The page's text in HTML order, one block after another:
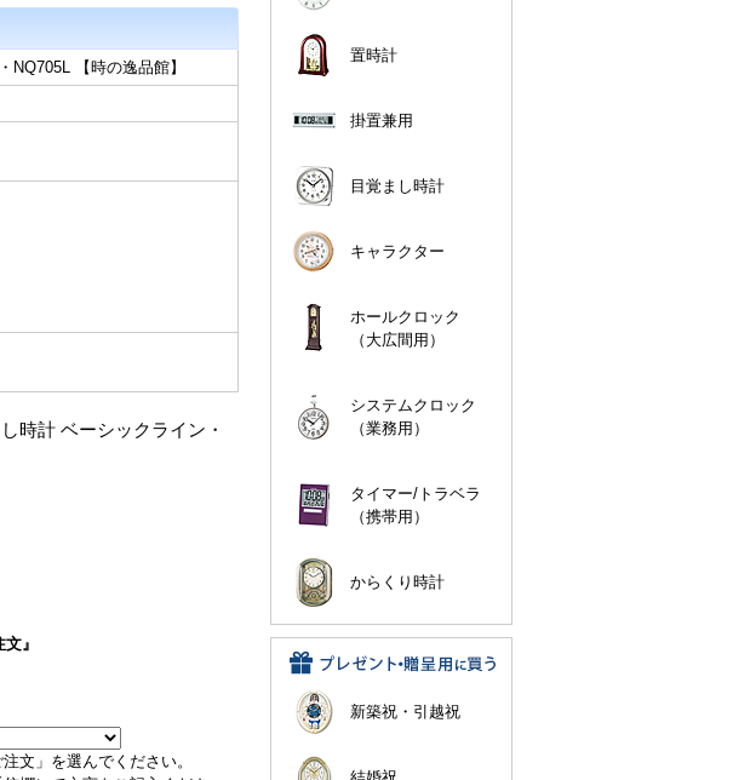
【時の逸品館】
時計 ベーシックライン・
』
文」を選んでください。
置時計
掛置兼用
目覚まし時計
キャラクター
ホールクロック
（大広間用）
システムクロック
（業務用）
タイマー/トラベラ
（携帯用）
からくり時計
新築祝・引越祝